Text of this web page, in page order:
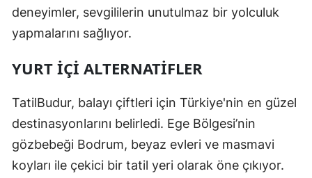
deneyimler, sevgililerin unutulmaz bir yolculuk
yapmalarını sağlıyor.
YURT İÇI ALTERNATIFLER
TatilBudur, balayı çiftleri için Türkiye'nin en güzel
destinasyonlarını belirledi. Ege Bölgesi’nin
gözbebeği Bodrum, beyaz evleri ve masmavi
koyları ile çekici bir tatil yeri olarak öne çıkıyor.